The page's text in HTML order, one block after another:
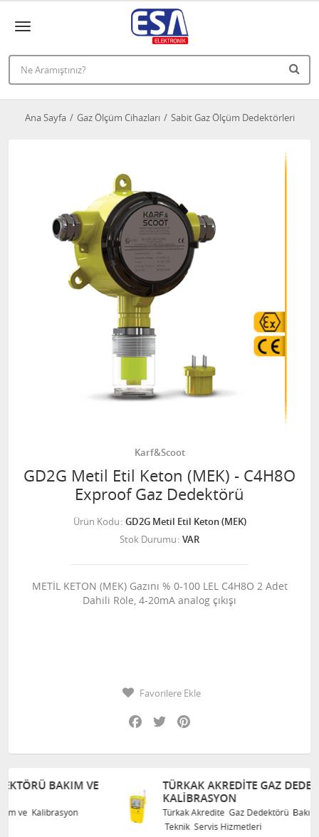
Ana Sayfa Gaz Ölçüm Cihazları Sabit Gaz Ölçüm Dedektörleri
Karf&Scoot
GD2G Metil Etil Keton (MEK) - C4H8O
Exproof Gaz Dedektörü
Ürün Kodu GD2G Metil Etil Keton (MEK)
Stok Durumu VAR
METİL KETON (MEK) Gazını % 0-100 LEL C4H8O 2 Adet
Dahili Röle, 4-20mA analog çıkışı
Favorilere Ekle
Facebook
Twitter
TÜRKAK AKREDITE GAZ DEDEKTÖRÜ BAKIM VE
KALIBRASYON
Türkak Akredite Gaz Dedektörü Bakım ve Kalibrasyon
Teknik Servis Hizmetleri